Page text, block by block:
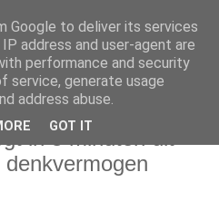
in 3 minuten uit
Google to deliver its services
address and user-agent are
performance and security
service, generate usage
address abuse.
GOT IT